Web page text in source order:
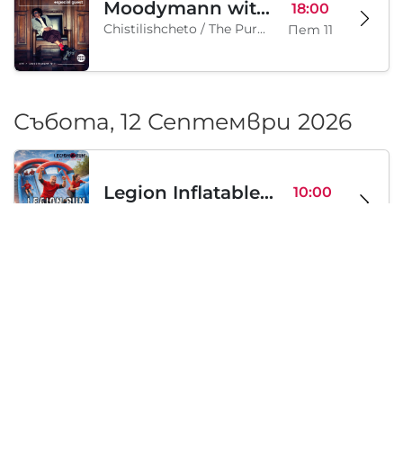
Moodymann with special guests
Chistilishcheto / The Purgatory, София, BG
18:00
Пет 11
Събота, 12 Септември 2026
Legion Inflatable Family Run - Sofia 10:00